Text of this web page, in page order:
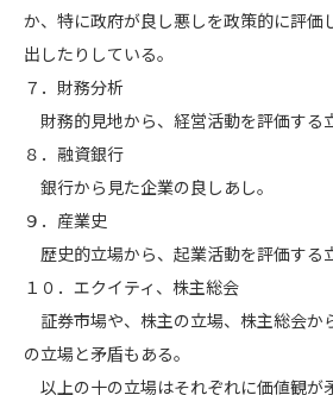
か、特に政府が良し悪しを政策的に評価
出したりしている。
７．財務分析
財務的見地から、経営活動を評価する
８．融資銀行
銀行から見た企業の良しあし。
９．産業史
歴史的立場から、起業活動を評価する
１０．エクイティ、株主総会
証券市場や、株主の立場、株主総会か
の立場と矛盾もある。
以上の十の立場はそれぞれに価値観が